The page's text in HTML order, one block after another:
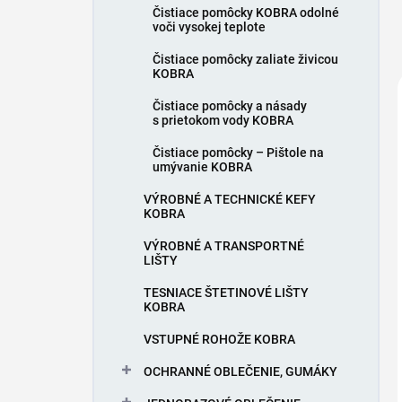
Čistiace pomôcky KOBRA odolné
voči vysokej teplote
Čistiace pomôcky zaliate živicou
KOBRA
Čistiace pomôcky a násady
s prietokom vody KOBRA
Čistiace pomôcky – Pištole na
umývanie KOBRA
VÝROBNÉ A TECHNICKÉ KEFY
KOBRA
VÝROBNÉ A TRANSPORTNÉ
LIŠTY
TESNIACE ŠTETINOVÉ LIŠTY
KOBRA
VSTUPNÉ ROHOŽE KOBRA
OCHRANNÉ OBLEČENIE, GUMÁKY